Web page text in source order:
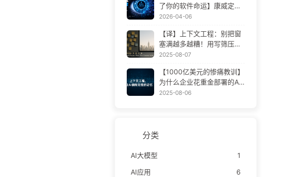
了你的软件命运】康威定律
——被低估了 56 年的管理
——慢慢学AI171
2026-04-06
【译】上下文工程：别把窗
塞满越多越糟！用写筛压隔
四步，警惕投毒干扰混淆冲
学AI170
2025-08-07
【1000亿美元的惨痛教训】
为什么企业花重金部署的AI
助手，总在关键时刻“失
2025-08-06
分类
AI大模型
1
AI应用
6